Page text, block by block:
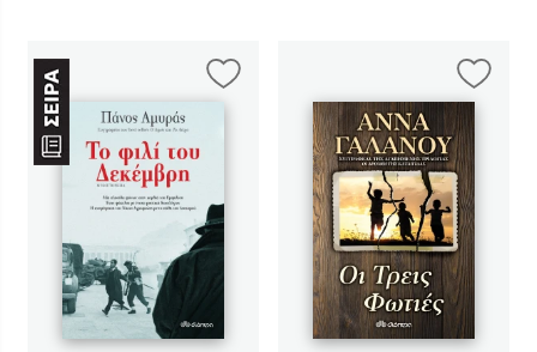
Rebecca Yarros
Teo Benedetti
Τζένη Κουτσοδημητροπούλου
Emily Henry
Ali Hazelwood
Pierdomenico Baccalario
Δανάη Ιμπραχήμ